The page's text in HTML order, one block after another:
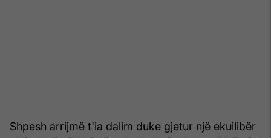
Shpesh arrijmë t'ia dalim duke gjetur një ekuilibër